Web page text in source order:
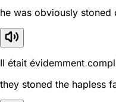
he was obviously stoned
Il était évidemment
they stoned the hapless